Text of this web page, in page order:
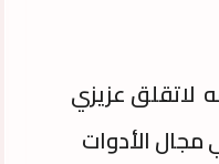
المياه 24ساعه لاتقلق عزيزي
مجال الأدوات